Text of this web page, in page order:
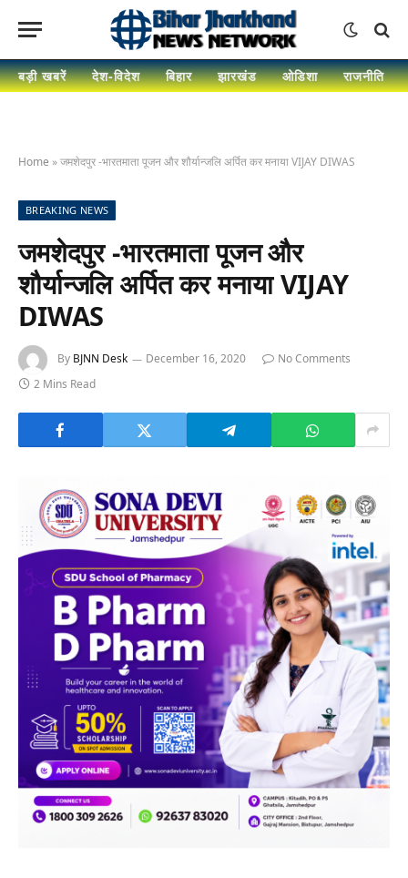
बड़ी खबरें देश-विदेश बिहार झारखंड ओडिशा राजनीति
Home »जमशेदपुर -भारतमाता पूजन और शौर्यान्जलि अर्पित कर मनाया VIJAY DIWAS
BREAKING NEWS
जमशेदपुर -भारतमाता पूजन और
शौर्यान्जलि अर्पित कर मनाया VIJAY
DIWAS
By BJNN Desk December 16, 2020
No Comments
2 Mins Read